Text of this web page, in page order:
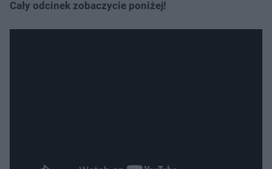
Cały odcinek zobaczycie poniżej!